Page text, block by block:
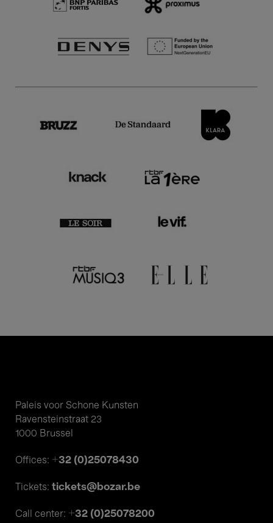
Paleis voor Schone Kunsten
Ravensteinstraat 23
1000 Brussel
Offices: +32 (0)25078430
Tickets: tickets@bozar.be
Call center: +32 (0)25078200